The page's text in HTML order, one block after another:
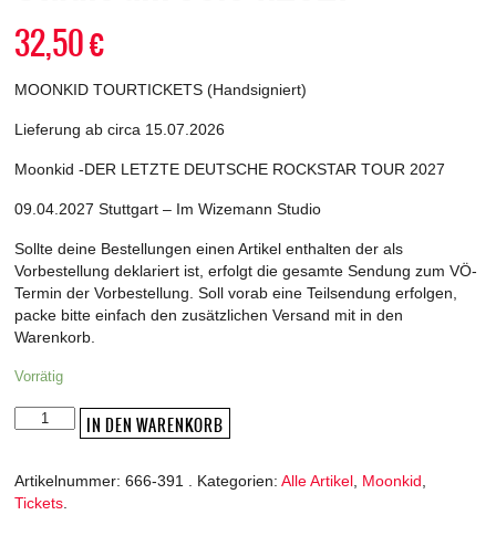
32,50€
MOONKID TOURTICKETS (Handsigniert)
Lieferung ab circa 15.07.2026
Moonkid -DER LETZTE DEUTSCHE ROCKSTAR TOUR 2027
09.04.2027 Stuttgart – Im Wizemann Studio
Sollte deine Bestellungen einen Artikel enthalten der als
Vorbestellung deklariert ist, erfolgt die gesamte Sendung zum VÖ-
Termin der Vorbestellung. Soll vorab eine Teilsendung erfolgen,
packe bitte einfach den zusätzlichen Versand mit in den
Warenkorb.
Vorrätig
Moonkid
LETZTE
DEUTSCHE
IN DEN WARENKORB
Artikelnummer: 666-391 Kategorien: Alle Artikel Moonkid
Tickets